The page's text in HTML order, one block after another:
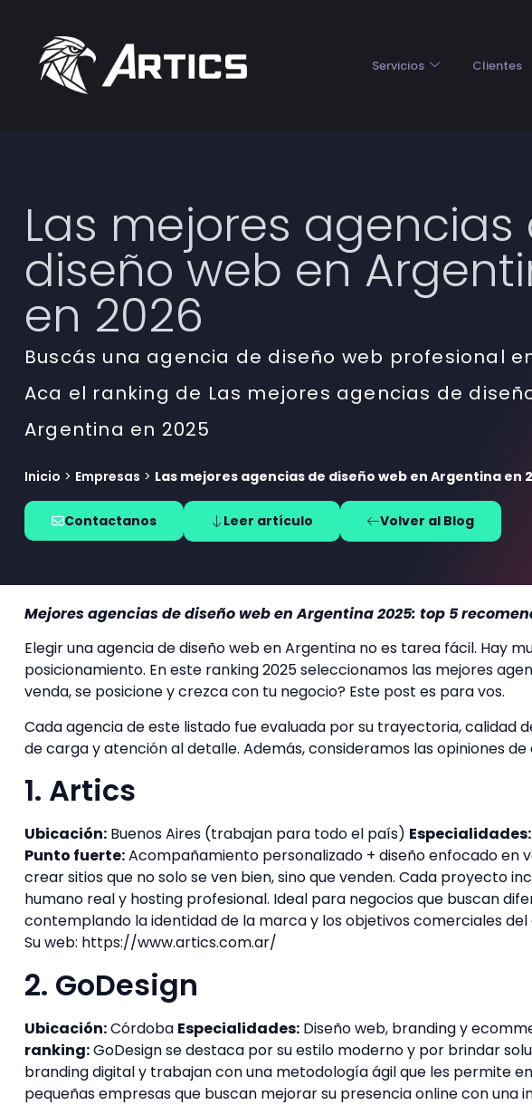
Servicios Clientes
Las mejores agencias
diseño web en
en 2026
Buscás una agencia de diseño web profesional
Aca el ranking de Las mejores agencias de
Argentina en 2025
Inicio > Empresas > Las mejores agencias de diseño web en Argentina en
Contactanos Leer artículo Volver al Blog
Mejores agencias de diseño web en Argentina 2025: top 5
Elegir una agencia de diseño web en Argentina no es tarea fácil. Hay
posicionamiento. En este ranking 2025 seleccionamos las mejores
venda, se posicione y crezca con tu negocio? Este post es para vos.
Cada agencia de este listado fue evaluada por su trayectoria, calidad
de carga y atención al detalle. Además, consideramos las opiniones
1. Artics
Ubicación: Buenos Aires (trabajan para todo el país) Especialidades:
Punto fuerte:Acompañamiento personalizado + diseño enfocado en
crear sitios que no solo se ven bien, sino que venden. Cada proyecto
humano real y hosting profesional. Ideal para negocios que buscan
contemplando la identidad de la marca y los objetivos comerciales del
Su web: https://www.artics.com.ar/
2. GoDesign
Ubicación:Córdoba Especialidades: Diseño web, branding y
ranking:GoDesign se destaca por su estilo moderno y por brindar
branding digital y trabajan con una metodología ágil que les permite
pequeñas empresas que buscan mejorar su presencia online con una